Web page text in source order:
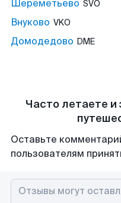
Шереметьево SVO
Внуково VKO
Домодедово DME
Часто летаете и
Оставьте
пользователям